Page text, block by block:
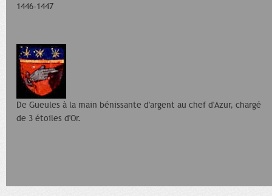
1446-1447
De Gueules à la main bénissante d'argent au chef d'Azur, chargé
de 3 étoiles d'Or.